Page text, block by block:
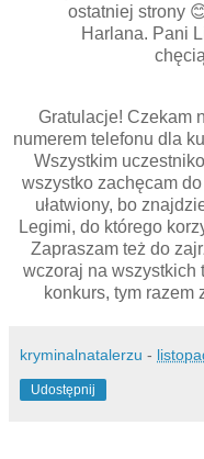
ostatniej strony
Harlana. Pani
Gratulacje! Czekam
numerem telefonu dla
Wszystkim
wszystko zachęcam
ułatwiony, bo
Legimi, do którego
Zapraszam też do
wczoraj na wszystkich
konkurs, tym razem
kryminalnatalerzu -
Udostępnij